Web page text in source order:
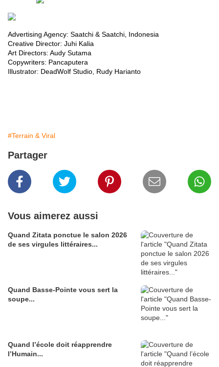
Advertising Agency: Saatchi & Saatchi, Indonesia
Creative Director: Juhi Kalia
Art Directors: Audy Sutama
Copywriters: Pancaputera
Illustrator: DeadWolf Studio, Rudy Harianto
#Terrain & Viral
Partager
Vous aimerez aussi
Quand Zitata ponctue le salon 2026
de ses virgules littéraires...
Quand Basse-Pointe vous sert la
soupe...
Quand l’école doit réapprendre
l’Humain...